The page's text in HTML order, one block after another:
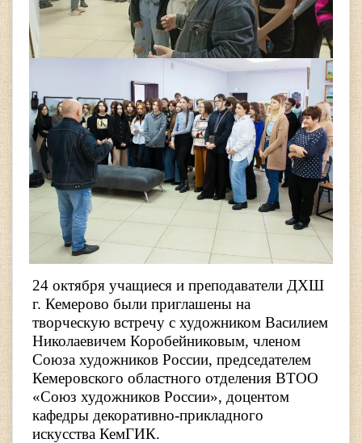
24 октября учащиеся и преподаватели ДХШ
г. Кемерово были приглашены на
творческую встречу с художником Василием
Николаевичем Коробейниковым, членом
Союза художников России, председателем
Кемеровского областного отделения ВТОО
«Союз художников России», доцентом
кафедры декоративно-прикладного
искусства КемГИК.